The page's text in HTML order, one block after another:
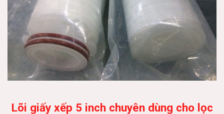
Lõi giấy xếp 5 inch chuyên dùng cho lọc